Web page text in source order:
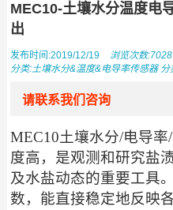
MEC10-土壤水分温度电
出
发布时间:2019/12/19 浏览次数:7028
分类:土壤水分&温度&电导率传感器分
请联系我们咨询
MEC10土壤水分/电导
度高，是观测和研究盐
及水盐动态的重要工具
数，能直接稳定地反映